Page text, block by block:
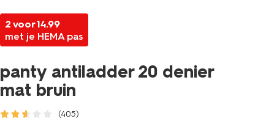
2 voor 14.99
met je HEMA pas
panty antiladder 20 denier
mat bruin
(405)